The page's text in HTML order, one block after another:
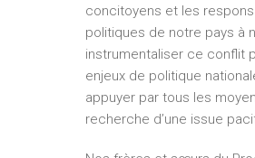
concitoyens et les
politiques de notre pays à
instrumentaliser ce conflit
enjeux de politique
appuyer par tous les
recherche d’une issue